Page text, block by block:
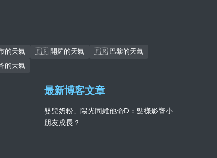
的天氣 🇪🇬 開羅的天氣
🇫🇷 巴黎的天氣
的天氣
最新博客文章
嬰兒奶粉、陽光同維他命D：點樣影響小
朋友成長？